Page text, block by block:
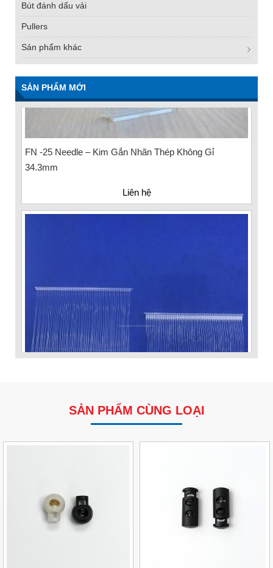
Bút đánh dấu vải
Pullers
Sản phẩm khác
SẢN PHẨM MỚI
FN -25 Needle – Kim Gắn Nhãn Thép Không Gỉ
34.3mm
VP Fas Loop (PP) – Dây Treo Nhãn, Ti Bắn, Đạn Vòng
SẢN PHẨM CÙNG LOẠI